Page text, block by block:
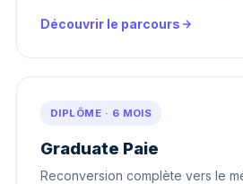
Découvrir le parcours
DIPLÔME · 6 MOIS
Graduate Paie
Reconversion complète vers le